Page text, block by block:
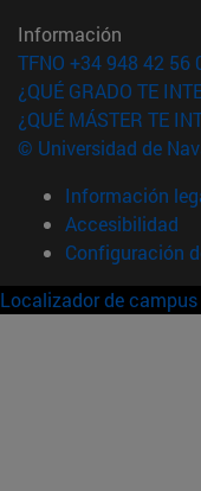
Información
TFNO +34 948 42 56
¿QUÉ GRADO TE
¿QUÉ MÁSTER TE
© Universidad de
Información
Accesibilidad
Configuración
Localizador de campus